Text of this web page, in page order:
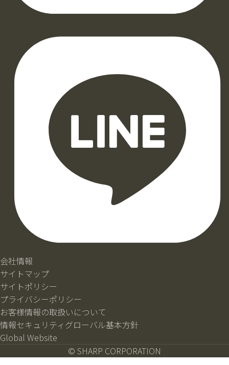
会社情報
サイトマップ
サイトポリシー
プライバシーポリシー
お客様情報の取扱いについて
情報セキュリティグローバル基本方針
Global Website
© SHARP CORPORATION